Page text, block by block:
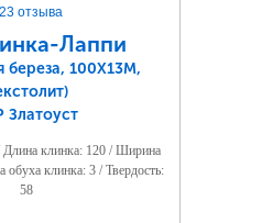
23 отзыва
Лаппи
береза, 100Х13М,
Златоуст
клинка: 120 / Ширина
обуха клинка: 3 / Твердость:
58